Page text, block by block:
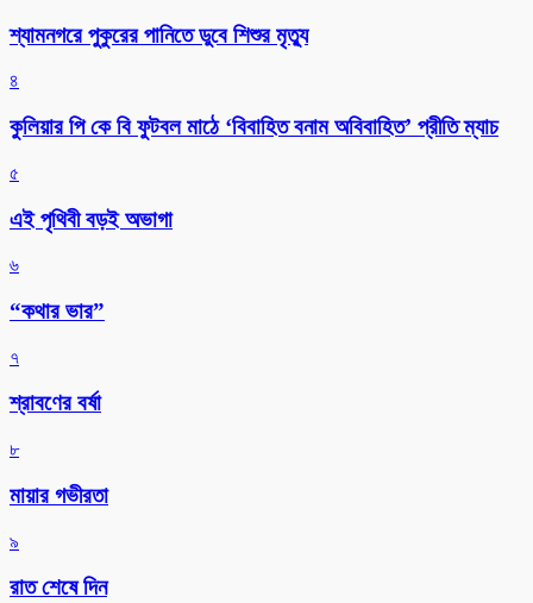
শ্যামনগরে পুকুরের পানিতে ডুবে শিশুর মৃত্যু
৪
কুলিয়ার পি কে বি ফুটবল মাঠে ‘বিবাহিত বনাম অবিবাহিত’ প্রীতি ম্যাচ
৫
এই পৃথিবী বড়ই অভাগা
৬
“কথার ভার”
৭
শ্রাবণের বর্ষা
৮
মায়ার গভীরতা
৯
রাত শেষে দিন